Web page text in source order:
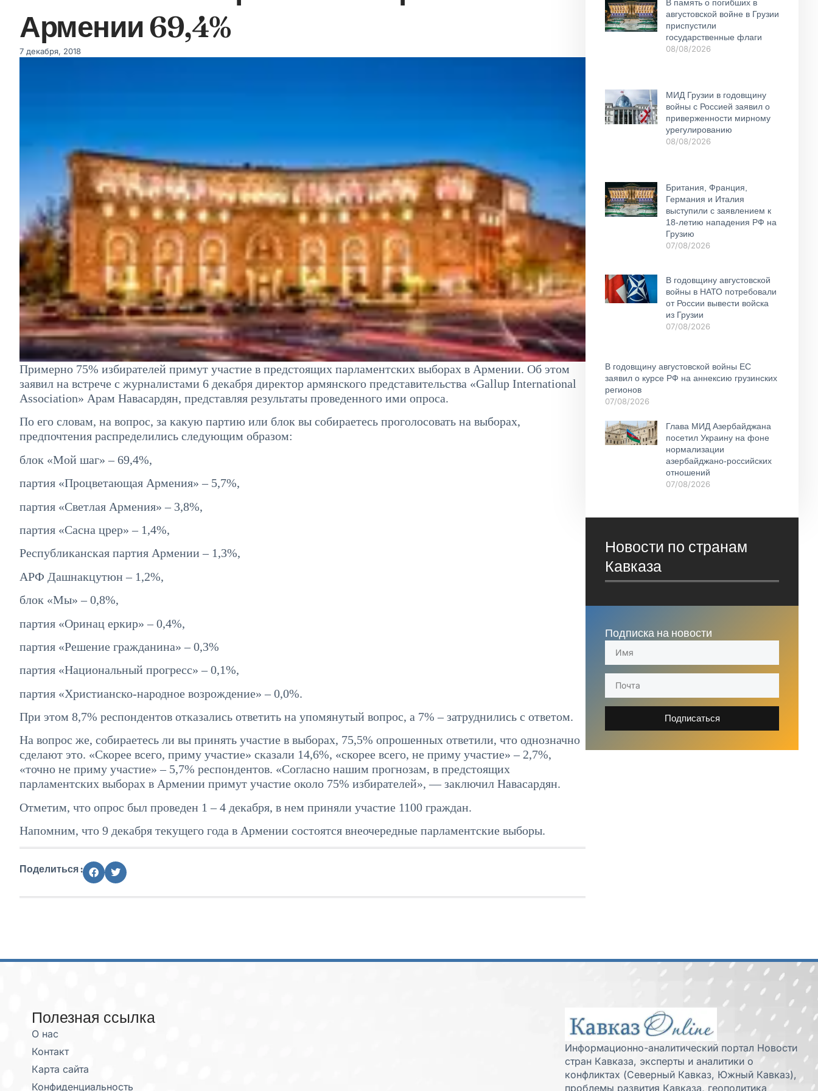
Армении 69,4%
7 декабря, 2018
Примерно 75% избирателей примут участие в предстоящих парламентских выборах в Армении. Об этом
заявил на встрече с журналистами 6 декабря директор армянского представительства «Gallup International
Association» Арам Навасардян, представляя результаты проведенного ими опроса.
По его словам, на вопрос, за какую партию или блок вы собираетесь проголосовать на выборах,
предпочтения распределились следующим образом:
блок «Мой шаг» – 69,4%,
партия «Процветающая Армения» – 5,7%,
партия «Светлая Армения» – 3,8%,
партия «Сасна црер» – 1,4%,
Республиканская партия Армении – 1,3%,
АРФ Дашнакцутюн – 1,2%,
блок «Мы» – 0,8%,
партия «Оринац еркир» – 0,4%,
партия «Решение гражданина» – 0,3%
партия «Национальный прогресс» – 0,1%,
партия «Христианско-народное возрождение» – 0,0%.
При этом 8,7% респондентов отказались ответить на упомянутый вопрос, а 7% – затруднились с ответом.
На вопрос же, собираетесь ли вы принять участие в выборах, 75,5% опрошенных ответили, что однозначно
сделают это. «Скорее всего, приму участие» сказали 14,6%, «скорее всего, не приму участие» – 2,7%,
«точно не приму участие» – 5,7% респондентов. «Согласно нашим прогнозам, в предстоящих
парламентских выборах в Армении примут участие около 75% избирателей», — заключил Навасардян.
Отметим, что опрос был проведен 1 – 4 декабря, в нем приняли участие 1100 граждан.
Напомним, что 9 декабря текущего года в Армении состоятся внеочередные парламентские выборы.
Поделиться :
В память о погибших в
августовской войне в Грузии
приспустили
государственные флаги
08/08/2026
МИД Грузии в годовщину
войны с Россией заявил о
приверженности мирному
урегулированию
08/08/2026
Британия, Франция,
Германия и Италия
выступили с заявлением к
18-летию нападения РФ на
Грузию
07/08/2026
В годовщину августовской
войны в НАТО потребовали
от России вывести войска
из Грузии
07/08/2026
В годовщину августовской войны ЕС
заявил о курсе РФ на аннексию грузинских
регионов
07/08/2026
Глава МИД Азербайджана
посетил Украину на фоне
нормализации
азербайджано-российских
отношений
07/08/2026
Новости по странам
Кавказа
Подписка на новости
Подписаться
Полезная ссылка
О нас
Контакт
Карта сайта
Конфиденциальность
Информационно-аналитический портал Новости
стран Кавказа, эксперты и аналитики о
конфликтах (Северный Кавказ, Южный Кавказ),
проблемы развития Кавказа, геополитика